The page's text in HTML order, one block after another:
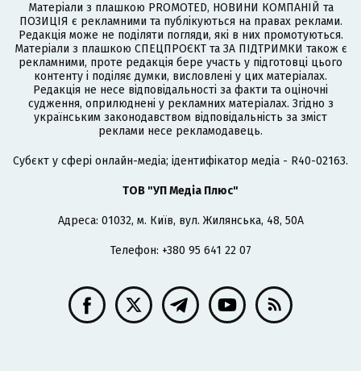
Матеріали з плашкою PROMOTED, НОВИНИ КОМПАНІЙ та
ПОЗИЦІЯ є рекламними та публікуються на правах реклами.
Редакція може не поділяти погляди, які в них промотуються.
Матеріали з плашкою СПЕЦПРОЄКТ та ЗА ПІДТРИМКИ також є
рекламними, проте редакція бере участь у підготовці цього
контенту і поділяє думки, висловлені у цих матеріалах.
Редакція не несе відповідальності за факти та оціночні
судження, оприлюднені у рекламних матеріалах. Згідно з
українським законодавством відповідальність за зміст
реклами несе рекламодавець.
Cубєкт у сфері онлайн-медіа; ідентифікатор медіа - R40-02163.
ТОВ "УП Медіа Плюс"
Адреса: 01032, м. Київ, вул. Жилянська, 48, 50А
Телефон: +380 95 641 22 07